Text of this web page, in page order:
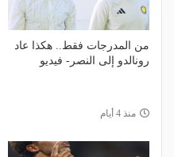
من المدرجات فقط.. هكذا عاد
رونالدو إلى النصر- فيديو
منذ 4 أيام